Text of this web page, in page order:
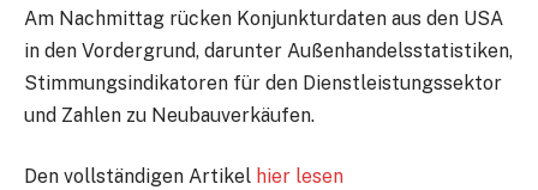
Am Nachmittag rücken Konjunkturdaten aus den USA
in den Vordergrund, darunter Außenhandelsstatistiken,
Stimmungsindikatoren für den Dienstleistungssektor
und Zahlen zu Neubauverkäufen.
Den vollständigen Artikel hier lesen